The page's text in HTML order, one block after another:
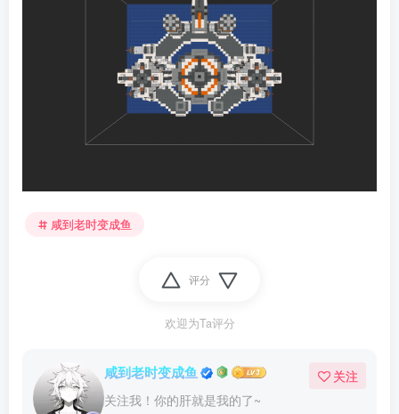
咸到老时变成鱼
评分
欢迎为Ta评分
咸到老时变成鱼
关注我！你的肝就是我的了~
关注